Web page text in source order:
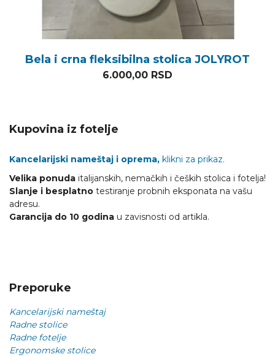
Bela i crna fleksibilna stolica JOLYROT
6.000,00 RSD
Kupovina iz fotelje
Kancelarijski nameštaj i oprema, klikni za prikaz.
Velika ponuda italijanskih, nemačkih i čeških stolica i fotelja!
Slanje i besplatno testiranje probnih eksponata na vašu
adresu.
Garancija do 10 godina u zavisnosti od artikla.
Preporuke
Kancelarijski nameštaj
Radne stolice
Radne fotelje
Ergonomske stolice